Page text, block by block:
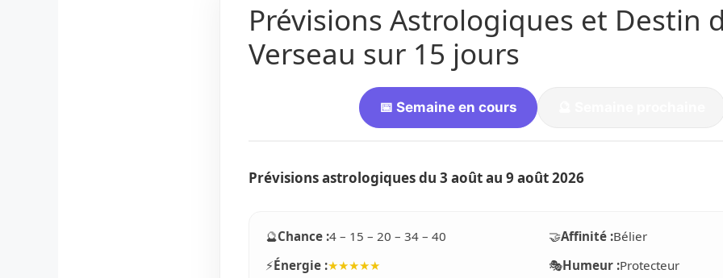
Prévisions Astrologiques et Destin
Verseau sur 15 jours
📅 Semaine en cours
Prévisions astrologiques du 3 aoûtau 9 août 2026
🔮Chance :4 – 15 – 20 – 34 – 40 🤝Affinité :Bélier
⚡Énergie :★★★★★ 🎭Humeur :Protecteur